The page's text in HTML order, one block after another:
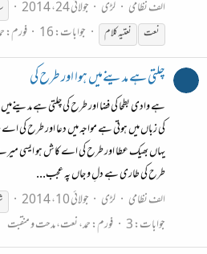
الف نظامی لڑی جولائی 24، 2014
نعت
نعتیہکلام جوابات: 16 فورم:
چلتی ہے مدینےمیں ہوا اور طرح کی
ہے وادی بطحا کی فضا اور طرح کی چلتی ہے
کی زباں میں ہوتی ہے مواجہ میں دعا اور طرح کی
یہاں بھیک عطا اور طرح کی اے کاش ہو ایسی میرے
طرح کی طاری ہے دلِ و جاں پہ عجب...
الف نظامی
لڑی جولائی 10، 2014
جوابات: 3 فورم:حمد، نعت، مدحت و منقبت